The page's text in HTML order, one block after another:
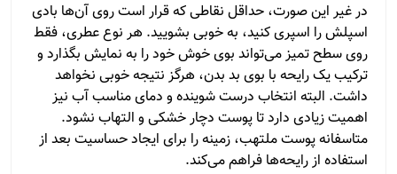
در غیر این صورت، حداقل نقاطی که قرار است روی آن‌ها بادی
اسپلش را اسپری کنید، به خوبی بشویید. هر نوع عطری، فقط
روی سطح تمیز می‌تواند بوی خوش خود را به نمایش بگذارد و
ترکیب یک رایحه با بوی بد بدن، هرگز نتیجه خوبی نخواهد
داشت. البته انتخاب درست شوینده و دمای مناسب آب نیز
اهمیت زیادی دارد تا پوست دچار خشکی و التهاب نشود.
متاسفانه پوست ملتهب، زمینه را برای ایجاد حساسیت بعد از
استفاده از رایحه‌ها فراهم می‌کند.